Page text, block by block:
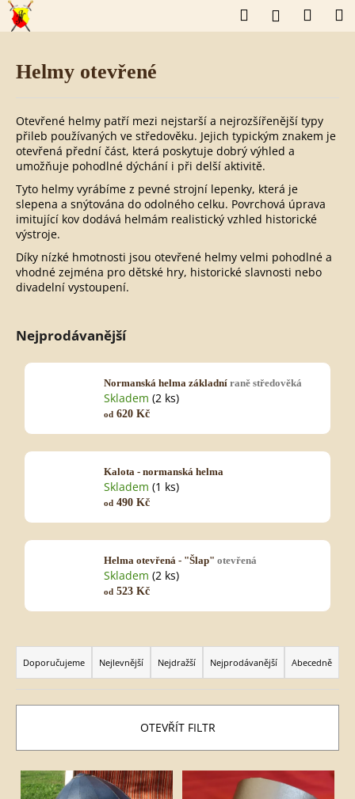
Přejít
na
obsah
HledatPřihlášení
Helmy otevřené
Otevřené helmy patří mezi nejstarší a nejrozšířenější typy
přileb používaných ve středověku. Jejich typickým znakem je
otevřená přední část, která poskytuje dobrý výhled a
umožňuje pohodlné dýchání i při delší aktivitě.
Tyto helmy vyrábíme z pevné strojní lepenky, která je
slepena a snýtována do odolného celku. Povrchová úprava
imitující kov dodává helmám realistický vzhled historické
výstroje.
Díky nízké hmotnosti jsou otevřené helmy velmi pohodlné a
vhodné zejména pro dětské hry, historické slavnosti nebo
divadelní vystoupení.
Nejprodávanější
Normanská helma základní raně středověká
Skladem (2 ks)
od 620 Kč
Kalota - normanská helma
Skladem (1 ks)
od 490 Kč
Helma otevřená - "Šlap" otevřená
Skladem (2 ks)
od 523 Kč
e
o
d
u
Doporučujeme Nejlevnější Nejdražší Nejprodávanější Abecedně
OTEVŘÍT FILTR
V
ý
š
C
o
t
ř
e
u
j
e
t
e
n
a
j
?
HLEDAT
p
u
m
e
Kč